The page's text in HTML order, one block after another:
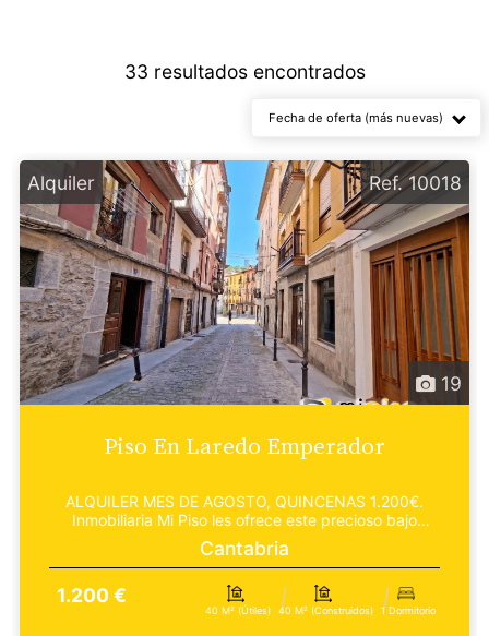
33 resultados encontrados
Fecha de oferta (más nuevas)
Alquiler
19
Ref. 10018
Piso En Laredo Emperador
ALQUILER MES DE AGOSTO, QUINCENAS 1.200€.
Inmobiliaria Mi Piso les ofrece este precioso bajo
totalmente...
Cantabria
1.200 €
40 M² (útiles) 40 M² (construidos) 1 Dormitorio